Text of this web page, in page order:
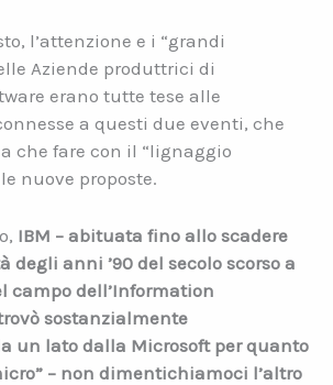
l’attenzione e i “grandi
Aziende produttrici di
erano tutte tese alle
a questi due eventi, che
che fare con il “lignaggio
nuove proposte.
IBM – abituata fino allo scadere
degli anni ’90 del secolo scorso a
campo dell’Information
sostanzialmente
un lato dalla Microsoft per quanto
– non dimentichiamoci l’altro